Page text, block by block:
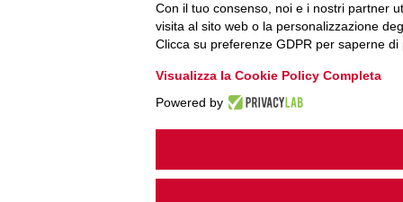
Con il tuo consenso, noi e i nostri partner
visita al sito web o la personalizzazione
Clicca su preferenze GDPR per saperne di
Visualizza la Cookie Policy Completa
Powered by